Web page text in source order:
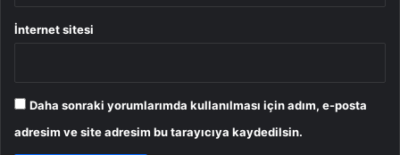
İnternet sitesi
Daha sonraki yorumlarımda kullanılması için adım, e-posta
adresim ve site adresim bu tarayıcıya kaydedilsin.